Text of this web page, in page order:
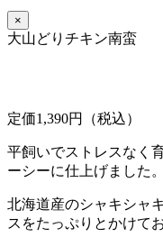
×
大山どりチキン南蛮
定価1,390円（税込）
平飼いでストレスなく
ーシーに仕上げました。
北海道産のシャキシャ
スをたっぷりとかけて